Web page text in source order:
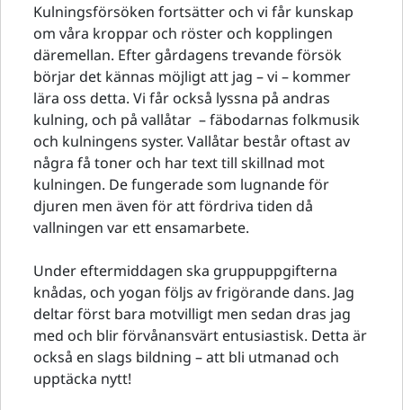
Kulningsförsöken fortsätter och vi får kunskap
om våra kroppar och röster och kopplingen
däremellan. Efter gårdagens trevande försök
börjar det kännas möjligt att jag – vi – kommer
lära oss detta. Vi får också lyssna på andras
kulning, och på vallåtar – fäbodarnas folkmusik
och kulningens syster. Vallåtar består oftast av
några få toner och har text till skillnad mot
kulningen. De fungerade som lugnande för
djuren men även för att fördriva tiden då
vallningen var ett ensamarbete.
Under eftermiddagen ska gruppuppgifterna
knådas, och yogan följs av frigörande dans. Jag
deltar först bara motvilligt men sedan dras jag
med och blir förvånansvärt entusiastisk. Detta är
också en slags bildning – att bli utmanad och
upptäcka nytt!